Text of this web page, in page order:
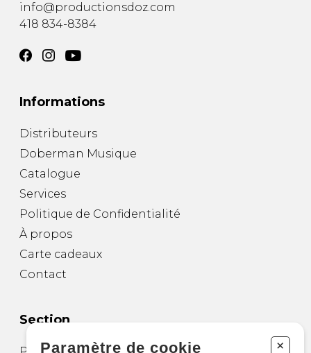
info@productionsdoz.com
418 834-8384
Informations
Distributeurs
Doberman Musique
Catalogue
Services
Politique de Confidentialité
À propos
Carte cadeaux
Contact
Section
Paramètre de cookie +